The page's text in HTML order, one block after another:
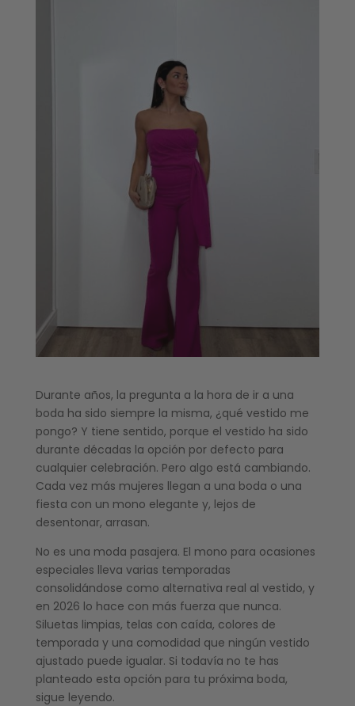
Durante años, la pregunta a la hora de ir a una
boda ha sido siempre la misma, ¿qué vestido me
pongo? Y tiene sentido, porque el vestido ha sido
durante décadas la opción por defecto para
cualquier celebración. Pero algo está cambiando.
Cada vez más mujeres llegan a una boda o una
fiesta con un mono elegante y, lejos de
desentonar, arrasan.
No es una moda pasajera. El mono para ocasiones
especiales lleva varias temporadas
consolidándose como alternativa real al vestido, y
en 2026 lo hace con más fuerza que nunca.
Siluetas limpias, telas con caída, colores de
temporada y una comodidad que ningún vestido
ajustado puede igualar. Si todavía no te has
planteado esta opción para tu próxima boda,
sigue leyendo.